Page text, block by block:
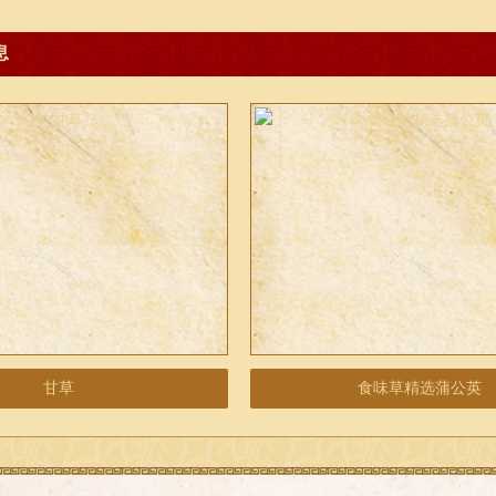
甘草 食味草精选蒲公英